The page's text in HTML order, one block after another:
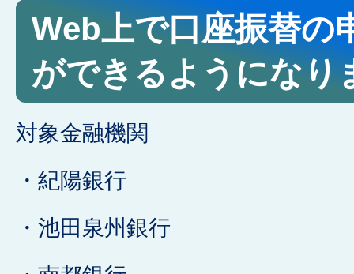
Web上で口座振替の
ができるようになり
対象金融機関
・紀陽銀行
・池田泉州銀行